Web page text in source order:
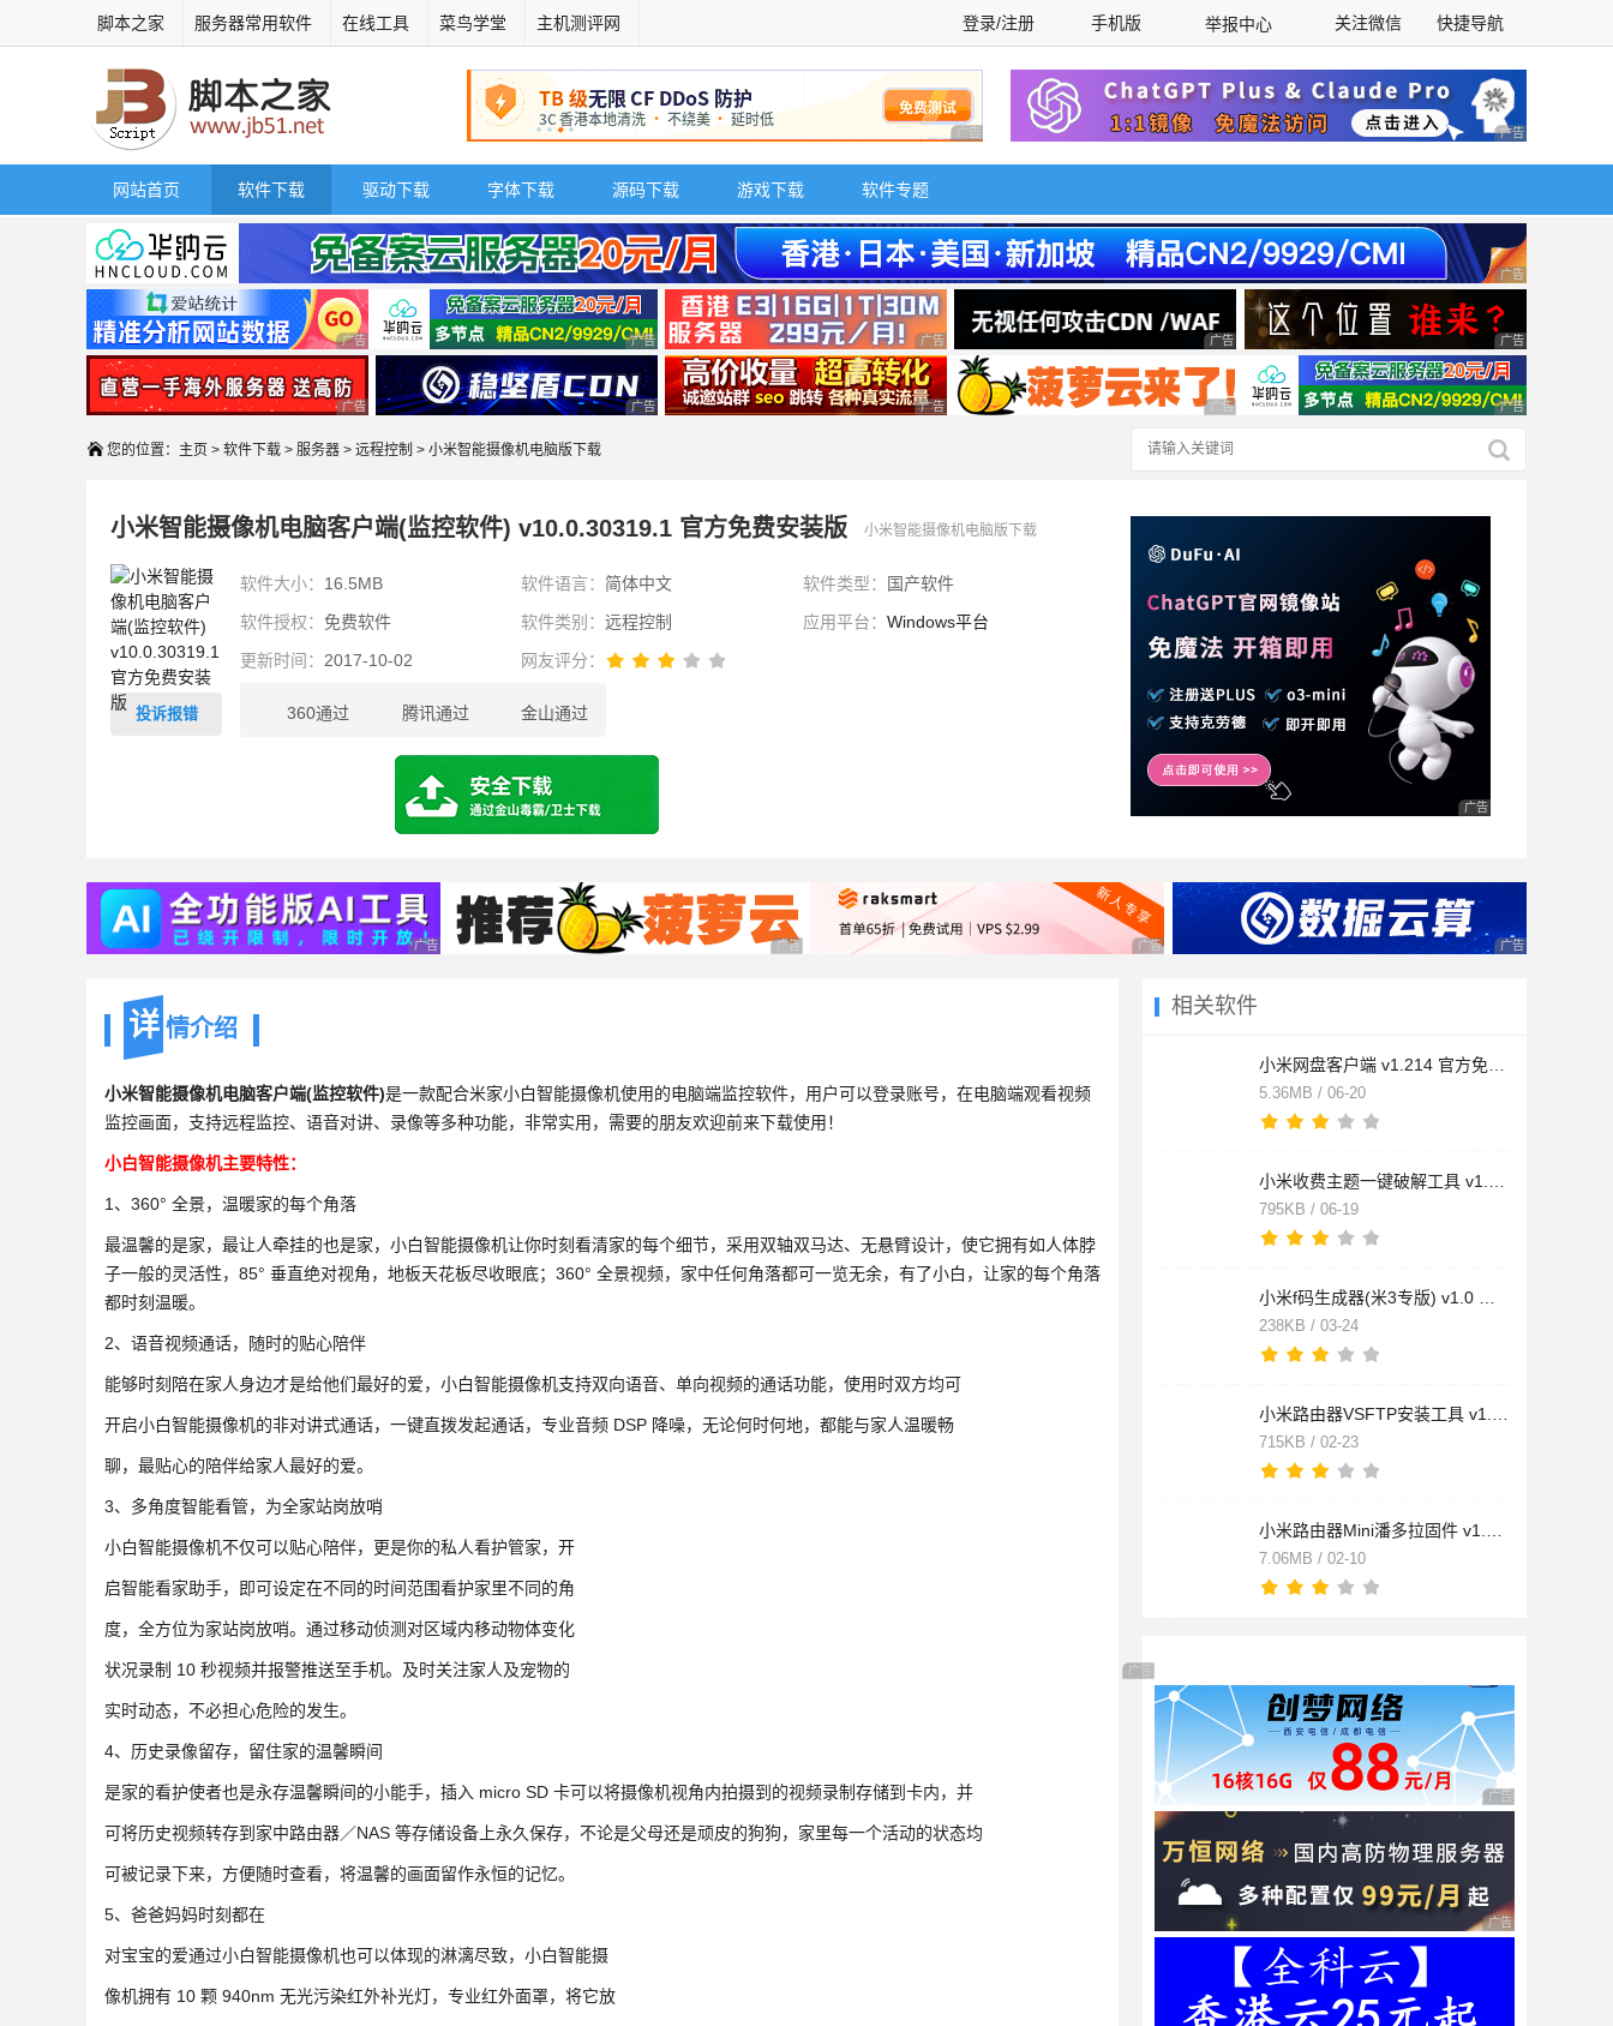
脚本之家 服务器常用软件 在线工具 菜鸟学堂 主机测评网 登录/注册 手机版 举报中心 关注微信 快捷导航
广告 商业广告，理性选择 广告 商业广告，理
网站首页 软件下载 驱动下载 字体下载 源码下载 游戏下载 软件专题
广告 商业广告，理
广告 商业广告，理性选择 广告 商业广告，理性选择 广告 商业广告，理性选择 广告 商业广告，理性选择 广告 商业广告，理
广告 商业广告，理性选择 广告 商业广告，理性选择 广告 商业广告，理性选择 广告 商业广告，理性选择 广告 商业广告，理
您的位置： 主页 > 软件下载 > 服务器 > 远程控制 > 小米智能摄像机电脑版下载
小米智能摄像机电脑客户端(监控软件) v10.0.30319.1 官方免费安装版 小米智能摄像机电脑版下载
投诉报错
软件大小： 16.5MB 软件语言： 简体中文 软件类型：
国产软件
软件授权： 免费软件 软件类别：远程控制 应用平台： Windows平台
更新时间： 2017-10-02 网友评分：
360通过 腾讯通过 金山通过
广告 商业广告，理性选择
广告 商业广告，理性选择 广告 商业广告，理性选择 广告 商业广告，理性选择 广告 商业广告，理
相关软件
5.36MB / 06-20
795KB / 06-19
238KB / 03-24
715KB / 02-23
7.06MB / 02-10
广告 商业广告，理性选择
广告 商业广告，理性
广告 商业广告，理性
详 情介绍
小米智能摄像机电脑客户端(监控软件)是一款配合米家小白智能摄像机使用的电脑端监控软件，用户可以登录账号，在电脑端观看视频
监控画面，支持远程监控、语音对讲、录像等多种功能，非常实用，需要的朋友欢迎前来下载使用！
小白智能摄像机主要特性：
1、360° 全景，温暖家的每个角落
最温馨的是家，最让人牵挂的也是家，小白智能摄像机让你时刻看清家的每个细节，采用双轴双马达、无悬臂设计，使它拥有如人体脖
子一般的灵活性，85° 垂直绝对视角，地板天花板尽收眼底；360° 全景视频，家中任何角落都可一览无余，有了小白，让家的每个角落
都时刻温暖。
2、语音视频通话，随时的贴心陪伴
能够时刻陪在家人身边才是给他们最好的爱，小白智能摄像机支持双向语音、单向视频的通话功能，使用时双方均可
开启小白智能摄像机的非对讲式通话，一键直拨发起通话，专业音频 DSP 降噪，无论何时何地，都能与家人温暖畅
聊，最贴心的陪伴给家人最好的爱。
3、多角度智能看管，为全家站岗放哨
小白智能摄像机不仅可以贴心陪伴，更是你的私人看护管家，开
启智能看家助手，即可设定在不同的时间范围看护家里不同的角
度，全方位为家站岗放哨。通过移动侦测对区域内移动物体变化
状况录制 10 秒视频并报警推送至手机。及时关注家人及宠物的
实时动态，不必担心危险的发生。
4、历史录像留存，留住家的温馨瞬间
是家的看护使者也是永存温馨瞬间的小能手，插入 micro SD 卡可以将摄像机视角内拍摄到的视频录制存储到卡内，并
可将历史视频转存到家中路由器／NAS 等存储设备上永久保存，不论是父母还是顽皮的狗狗，家里每一个活动的状态均
可被记录下来，方便随时查看，将温馨的画面留作永恒的记忆。
5、爸爸妈妈时刻都在
对宝宝的爱通过小白智能摄像机也可以体现的淋漓尽致，小白智能摄
像机拥有 10 颗 940nm 无光污染红外补光灯，专业红外面罩，将它放